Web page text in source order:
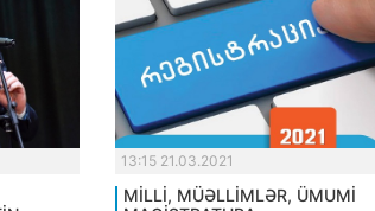
13:15 21.03.2021
MİLLİ, MÜƏLLİMLƏR, ÜMUMİ